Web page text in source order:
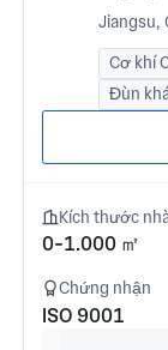
Jiangsu,
Cơ khí
Đùn
Kích thước
0-1.000 ㎡
Chứng nhận
ISO 9001